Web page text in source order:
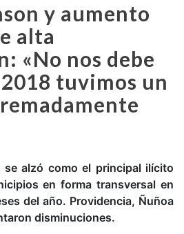
y aumento
alta
«No nos debe
tuvimos un
alzó como el principal ilícito
en forma transversal en
del año. Providencia, Ñuñoa
disminuciones.